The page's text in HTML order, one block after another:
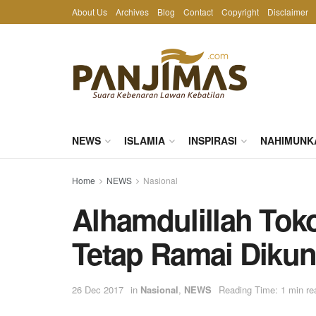
About Us Archives Blog Contact Copyright Disclaimer
NEWS ISLAMIA INSPIRASI
Home NEWS Nasional
Alhamdulillah
Tetap Ramai
26 Dec 2017 in Nasional, NEWS Reading Time: 1 min